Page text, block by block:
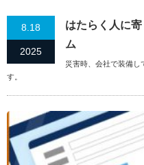
8.18
2025
はたらく人に
ム
災害時、会社で装備し
す。